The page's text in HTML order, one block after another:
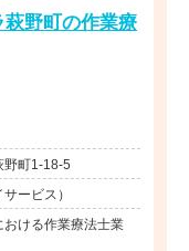
野町の作業療
野町1-18-5
ービス）
ける作業療法士業